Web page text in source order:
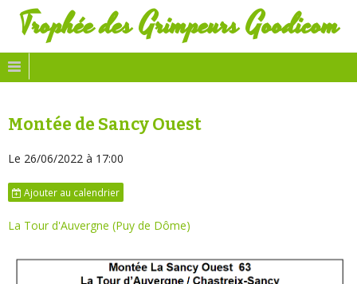
Trophée des Grimpeurs Goodicom
Montée de Sancy Ouest
Le 26/06/2022 à 17:00
Ajouter au calendrier
La Tour d'Auvergne (Puy de Dôme)